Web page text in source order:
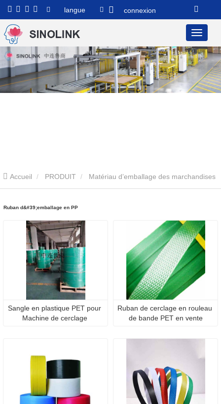
langue connexion
Accueil PRODUIT Matériau d’emballage des marchandises
Ruban d&#39;emballage en PP
Sangle en plastique PET pour
Machine de cerclage
Ruban de cerclage en rouleau
de bande PET en vente